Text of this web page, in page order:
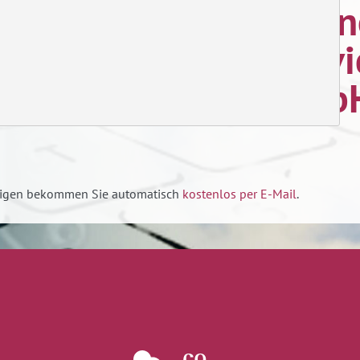
bekommen Sie automatisch kostenlos per E-Mail.